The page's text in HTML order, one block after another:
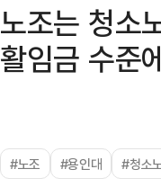
노조는 청소
활임금 수준
#노조 #용인대 #청소